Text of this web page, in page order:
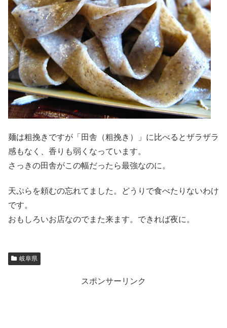
麺は粗挽きですが「田舎（粗挽き）」に比べるとザラザラ
感もなく、香りも弱くなっています。
さっきの田舎がこの幅だったら最強なのに。
天ぷらを頼むの忘れてました。どうりで食べたりないわけ
です。
おもしろいお店なのでまた来ます。できれば夜に。
岐阜県
スポンサーリンク